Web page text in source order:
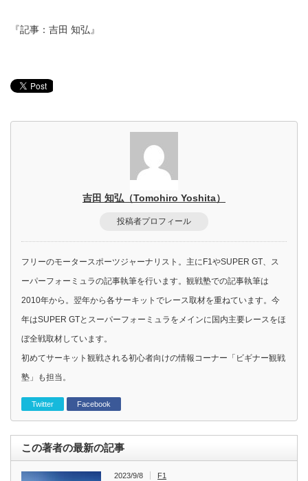
『記事：吉田 知弘』
吉田 知弘（Tomohiro Yoshita）
投稿者プロフィール
フリーのモータースポーツジャーナリスト。主にF1やSUPER GT、ス
ーパーフォーミュラの記事執筆を行います。観戦塾での記事執筆は
2010年から。翌年から各サーキットでレース取材を重ねています。今
年はSUPER GTとスーパーフォーミュラをメインに国内主要レースをほ
ぼ全戦取材しています。
初めてサーキット観戦される初心者向けの情報コーナー「ビギナー観戦
塾」も担当。
Twitter Facebook
この著者の最新の記事
2023/9/8 F1